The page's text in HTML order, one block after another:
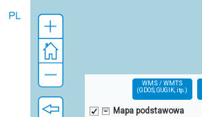
WMS / WMTS
(GDOŚ, GUGIK, itp.)
Mapa podstawowa